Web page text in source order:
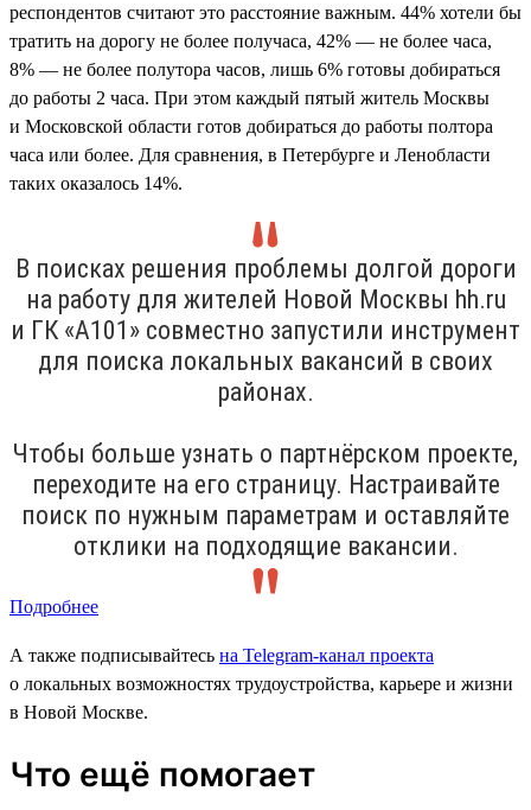
респондентов считают это расстояние важным. 44% хотели бы
тратить на дорогу не более получаса, 42% — не более часа,
8% — не более полутора часов, лишь 6% готовы добираться
до работы 2 часа. При этом каждый пятый житель Москвы
и Московской области готов добираться до работы полтора
часа или более. Для сравнения, в Петербурге и Ленобласти
таких оказалось 14%.
В поисках решения проблемы долгой дороги
на работу для жителей Новой Москвы hh.ru
и ГК «А101» совместно запустили инструмент
для поиска локальных вакансий в своих
районах.
Чтобы больше узнать о партнёрском проекте,
переходите на его страницу. Настраивайте
поиск по нужным параметрам и оставляйте
отклики на подходящие вакансии.
Подробнее
А также подписывайтесь на Telegram-канал проекта
о локальных возможностях трудоустройства, карьере и жизни
в Новой Москве.
Что ещё помогает